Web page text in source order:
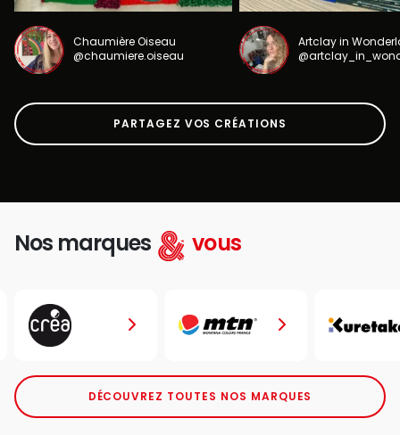
Chaumière Oiseau
@chaumiere.oiseau
Artclay in
PARTAGEZ VOS CRÉATIONS
Nos marques vous
DÉCOUVREZ TOUTES NOS MARQUES